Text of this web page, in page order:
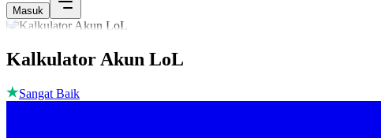
Masuk
Kalkulator Akun LoL
Sangat Baik